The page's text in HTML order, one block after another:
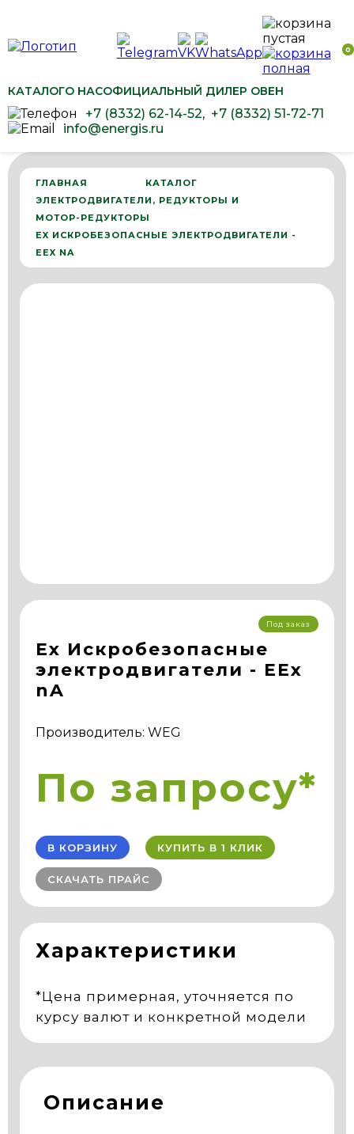
0
КАТАЛОГО НАСОФИЦИАЛЬНЫЙ ДИЛЕР ОВЕН
+7 (8332) 62-14-52, +7 (8332) 51-72-71
info@energis.ru
ГЛАВНАЯ
КАТАЛОГ
ЭЛЕКТРОДВИГАТЕЛИ, РЕДУКТОРЫ И
МОТОР-РЕДУКТОРЫ
EX ИСКРОБЕЗОПАСНЫЕ ЭЛЕКТРОДВИГАТЕЛИ -
EEX NA
Ex Искробезопасные
электродвигатели - EEx
nA
Производитель: WEG
Под заказ
По запросу*
В КОРЗИНУ КУПИТЬ В 1 КЛИК
СКАЧАТЬ ПРАЙС
Характеристики
*Цена примерная, уточняется по
курсу валют и конкретной модели
Описание